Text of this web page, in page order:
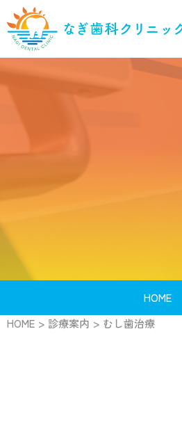
HOME
マウスピ
HOME
診療案内 むし歯治療